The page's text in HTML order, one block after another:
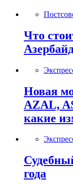
Что
Новая
AZAL,
какие
года